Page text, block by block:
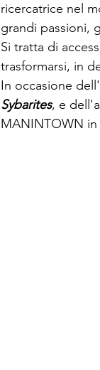
ricercatrice nel
grandi passioni,
Si tratta di
trasformarsi, in
In occasione
Sybarites, e
MANINTOWN in